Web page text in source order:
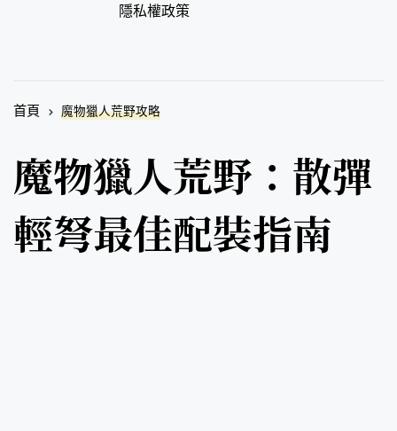
隱私權政策
首頁 魔物獵人荒野攻略
魔物獵人荒野：散彈
輕弩最佳配裝指南